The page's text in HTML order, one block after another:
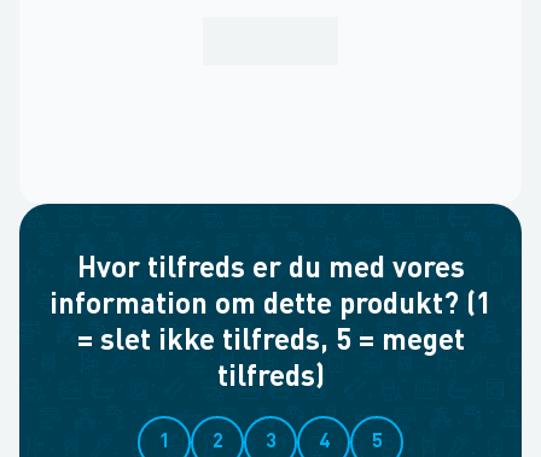
Hvor tilfreds er du med vores
information om dette produkt? (1
= slet ikke tilfreds, 5 = meget
tilfreds)
1 2 3 4 5